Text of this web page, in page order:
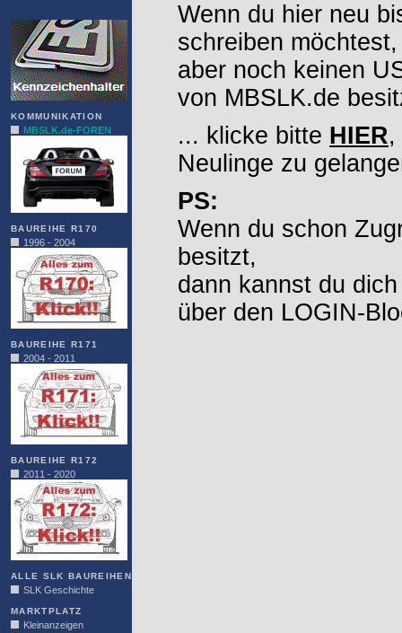
KOMMUNIKATION
MBSLK.de-FOREN
BAUREIHE R170
1996 - 2004
BAUREIHE R171
2004 - 2011
BAUREIHE R172
2011 - 2020
ALLE SLK BAUREIHEN
SLK Geschichte
MARKTPLATZ
Kleinanzeigen
Wenn du hier neu
schreiben möchtest,
aber noch keinen
von MBSLK.de
... klicke bitte HIER,
Neulinge zu
PS:
Wenn du schon
besitzt,
dann kannst du
über den LOGIN-